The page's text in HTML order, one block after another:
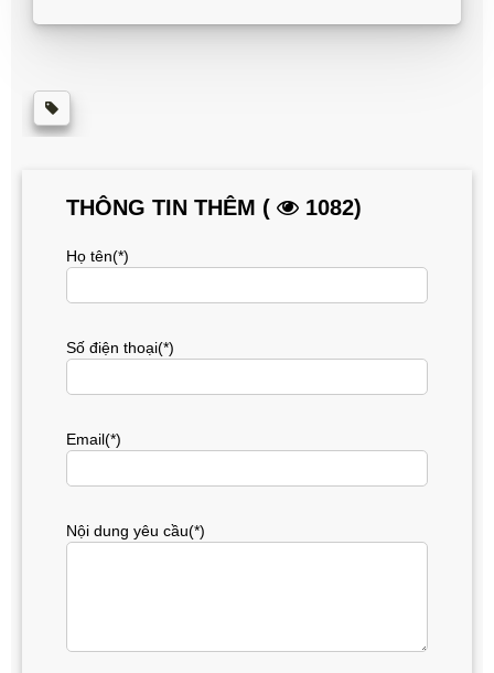
THÔNG TIN THÊM ( 1082)
Họ tên(*)
Số điện thoại(*)
Email(*)
Nội dung yêu cầu(*)